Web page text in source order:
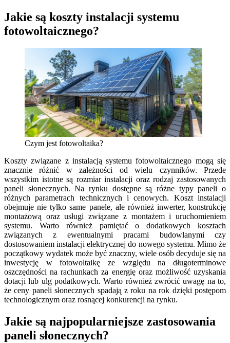
Jakie są koszty instalacji systemu
fotowoltaicznego?
Czym jest fotowoltaika?
Koszty związane z instalacją systemu fotowoltaicznego mogą się
znacznie różnić w zależności od wielu czynników. Przede
wszystkim istotne są rozmiar instalacji oraz rodzaj zastosowanych
paneli słonecznych. Na rynku dostępne są różne typy paneli o
różnych parametrach technicznych i cenowych. Koszt instalacji
obejmuje nie tylko same panele, ale również inwerter, konstrukcję
montażową oraz usługi związane z montażem i uruchomieniem
systemu. Warto również pamiętać o dodatkowych kosztach
związanych z ewentualnymi pracami budowlanymi czy
dostosowaniem instalacji elektrycznej do nowego systemu. Mimo że
początkowy wydatek może być znaczny, wiele osób decyduje się na
inwestycję w fotowoltaikę ze względu na długoterminowe
oszczędności na rachunkach za energię oraz możliwość uzyskania
dotacji lub ulg podatkowych. Warto również zwrócić uwagę na to,
że ceny paneli słonecznych spadają z roku na rok dzięki postępom
technologicznym oraz rosnącej konkurencji na rynku.
Jakie są najpopularniejsze zastosowania
paneli słonecznych?